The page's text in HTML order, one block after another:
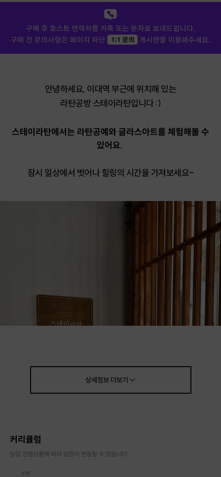
안녕하세요, 이대역 부근에 위치해 있는
라탄공방 스테이라탄입니다 :)
스테이라탄에서는 라탄공예와 글라스아트를 체험해볼 수
있어요.
잠시 일상에서 벗어나 힐링의 시간을 가져보세요-
상세정보더보기
커리큘럼
당일 진행상황에 따라 일정이 변동될 수 있습니다.
10분